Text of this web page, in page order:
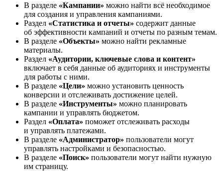
В разделе «Кампании» можно найти всё необходимое
для создания и управления кампаниями.
Раздел «Статистика и отчеты» содержит данные
об эффективности кампаний и отчеты по разным темам.
В разделе «Объекты» можно найти рекламные
материалы.
Раздел «Аудитории, ключевые слова и контент»
включает в себя данные об аудиториях и инструменты
для работы с ними.
В разделе «Цели» можно установить ценность
конверсии и отслеживать достижение целей.
В разделе «Инструменты» можно планировать
кампании и управлять бюджетом.
Раздел «Оплата» поможет отслеживать расходы
и управлять платежами.
В разделе «Администратор» пользователи могут
управлять настройками и безопасностью.
В разделе «Поиск» пользователи могут найти нужную
им страницу.